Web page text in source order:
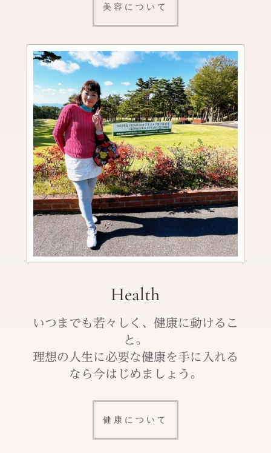
美容について
Health
いつまでも若々しく、健康に動けるこ
と。
理想の人生に必要な健康を手に入れる
なら今はじめましょう。
健康について